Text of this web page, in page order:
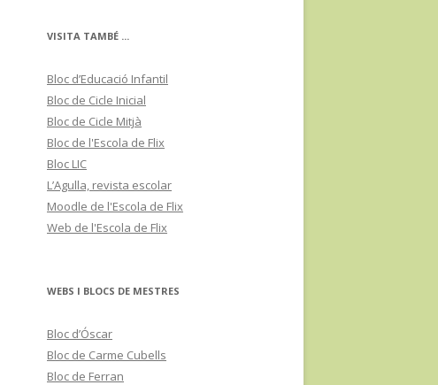
r
i
VISITA TAMBÉ ...
Bloc d’Educació Infantil
Bloc de Cicle Inicial
Bloc de Cicle Mitjà
Bloc de l'Escola de Flix
Bloc LIC
L’Agulla, revista escolar
Moodle de l'Escola de Flix
Web de l'Escola de Flix
WEBS I BLOCS DE MESTRES
Bloc d’Óscar
Bloc de Carme Cubells
Bloc de Ferran